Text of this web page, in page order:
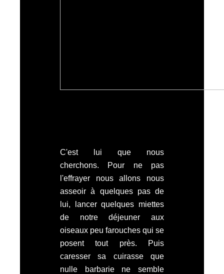
C'est lui que nous
cherchons. Pour ne pas
l'effrayer nous allons nous
asseoir à quelques pas de
lui, lancer quelques miettes
de notre déjeuner aux
oiseaux peu farouches qui se
posent tout près. Puis
caresser sa cuirasse que
nulle barbarie ne semble